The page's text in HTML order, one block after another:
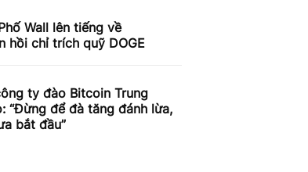
Wall lên tiếng về
hồi chỉ trích quỹ DOGE
ty đào Bitcoin Trung
“Đừng để đà tăng đánh lừa,
bắt đầu”